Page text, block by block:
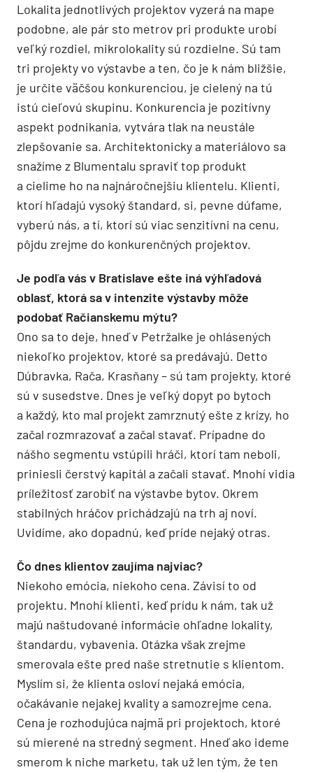
Lokalita jednotlivých projektov vyzerá na mape
podobne, ale pár sto metrov pri produkte urobí
veľký rozdiel, mikrolokality sú rozdielne. Sú tam
tri projekty vo výstavbe a ten, čo je k nám bližšie,
je určite väčšou konkurenciou, je cielený na tú
istú cieľovú skupinu. Konkurencia je pozitívny
aspekt podnikania, vytvára tlak na neustále
zlepšovanie sa. Architektonicky a materiálovo sa
snažíme z Blumentalu spraviť top produkt
a cielime ho na najnáročnejšiu klientelu. Klienti,
ktorí hľadajú vysoký štandard, si, pevne dúfame,
vyberú nás, a tí, ktorí sú viac senzitívni na cenu,
pôjdu zrejme do konkurenčných projektov.
Je podľa vás v Bratislave ešte iná výhľadová
oblasť, ktorá sa v intenzite výstavby môže
podobať Račianskemu mýtu?
Ono sa to deje, hneď v Petržalke je ohlásených
niekoľko projektov, ktoré sa predávajú. Detto
Dúbravka, Rača, Krasňany – sú tam projekty, ktoré
sú v susedstve. Dnes je veľký dopyt po bytoch
a každý, kto mal projekt zamrznutý ešte z krízy, ho
začal rozmrazovať a začal stavať. Prípadne do
nášho segmentu vstúpili hráči, ktorí tam neboli,
priniesli čerstvý kapitál a začali stavať. Mnohí vidia
príležitosť zarobiť na výstavbe bytov. Okrem
stabilných hráčov prichádzajú na trh aj noví.
Uvidíme, ako dopadnú, keď príde nejaký otras.
Čo dnes klientov zaujíma najviac?
Niekoho emócia, niekoho cena. Závisí to od
projektu. Mnohí klienti, keď prídu k nám, tak už
majú naštudované informácie ohľadne lokality,
štandardu, vybavenia. Otázka však zrejme
smerovala ešte pred naše stretnutie s klientom.
Myslím si, že klienta osloví nejaká emócia,
očakávanie nejakej kvality a samozrejme cena.
Cena je rozhodujúca najmä pri projektoch, ktoré
sú mierené na stredný segment. Hneď ako ideme
smerom k niche marketu, tak už len tým, že ten